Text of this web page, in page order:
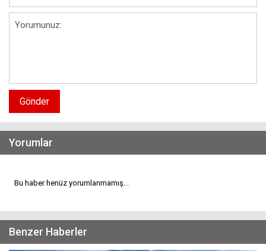
Gönder
Yorumlar
Bu haber henüz yorumlanmamış...
Benzer Haberler